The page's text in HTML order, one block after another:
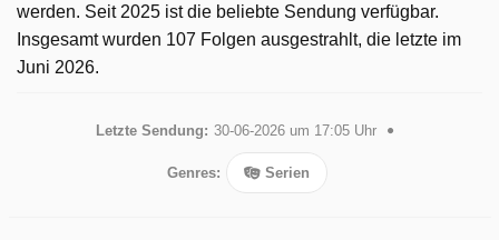
werden. Seit 2025 ist die beliebte Sendung verfügbar.
Insgesamt wurden 107 Folgen ausgestrahlt, die letzte im
Juni 2026.
Letzte Sendung: 30-06-2026 um 17:05 Uhr
Genres: Serien